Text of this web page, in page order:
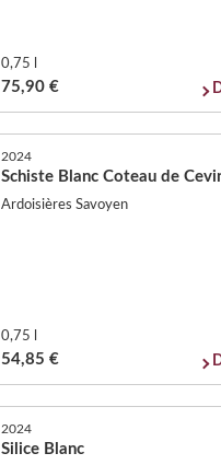
0,75 l
75,90 €
2024
Schiste Blanc Coteau de
Ardoisières Savoyen
0,75 l
54,85 €
2024
Silice Blanc